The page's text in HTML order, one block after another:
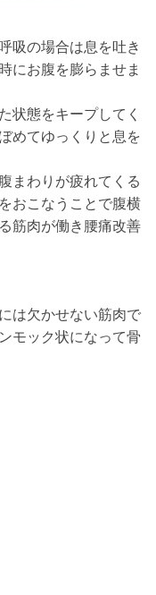
吸の場合は息を吐き
にお腹を膨らませま
状態をキープしてく
めてゆっくりと息を
まわりが疲れてくる
おこなうことで腹横
筋肉が働き腰痛改善
は欠かせない筋肉で
モック状になって骨